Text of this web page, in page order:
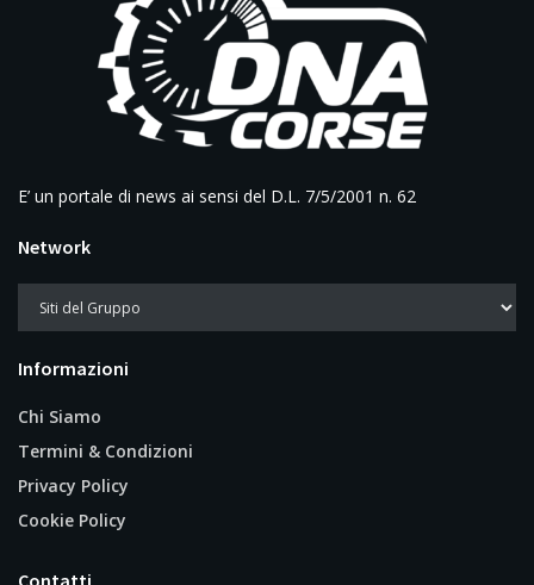
E’ un portale di news ai sensi del D.L. 7/5/2001 n. 62
Network
Informazioni
Chi Siamo
Termini & Condizioni
Privacy Policy
Cookie Policy